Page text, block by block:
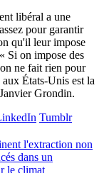
libéral a une
pour garantir
qu'il leur impose
Si on impose des
ne fait rien pour
États-Unis est la
Grondin.
Tumblr
l'extraction non
dans un
le climat